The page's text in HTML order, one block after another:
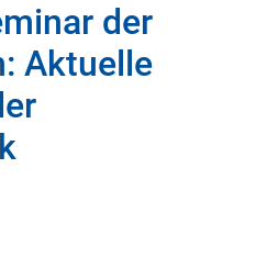
der
Aktuelle